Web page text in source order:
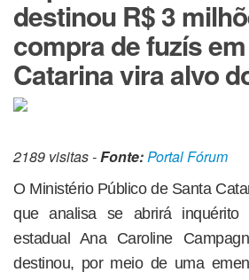
destinou R$ 3
compra de fuzís
Catarina vira alvo
2189 visitas -Fonte:Portal Fórum
O Ministério Público de Santa
que analisa se abrirá inquérito
estadual Ana Caroline
destinou, por meio de uma